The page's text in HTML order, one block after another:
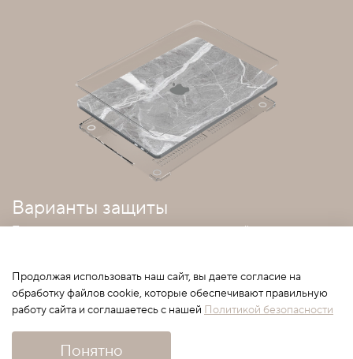
Варианты защиты
Покрытия можно совмещать с прозрачным кейсом
Продолжая использовать наш сайт, вы даете согласие на
обработку файлов cookie, которые обеспечивают правильную
работу сайта и соглашаетесь с нашей Политикой безопасности
Понятно